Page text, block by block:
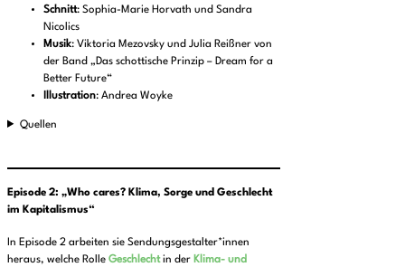
Schnitt: Sophia-Marie Horvath und Sandra
Nicolics
Musik: Viktoria Mezovsky und Julia Reißner von
der Band „Das schottische Prinzip – Dream for a
Better Future“
Illustration: Andrea Woyke
Quellen
Episode 2: „Who cares? Klima, Sorge und Geschlecht
im Kapitalismus“
In Episode 2 arbeiten sie Sendungsgestalter*innen
heraus, welche Rolle Geschlechtin der Klima- und